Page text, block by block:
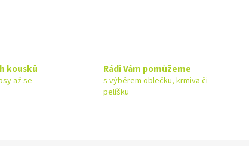
kousků
až se
Rádi Vám pomůžeme
s výběrem oblečku, krmiva či
pelíšku